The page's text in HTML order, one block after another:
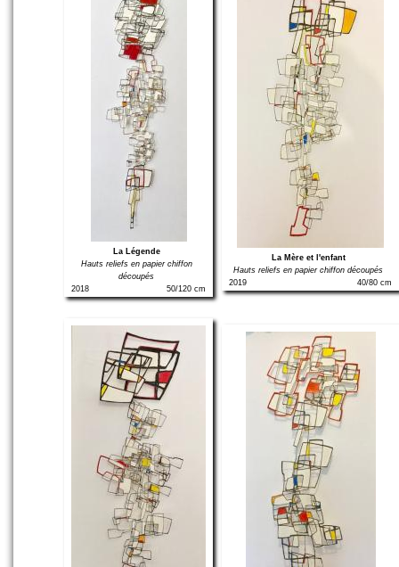
La Légende
Hauts reliefs en papier chiffon
découpés
2018
50/120 cm
La Mère et l'enfant
Hauts reliefs en papier chiffon découpés
2019
40/80 cm